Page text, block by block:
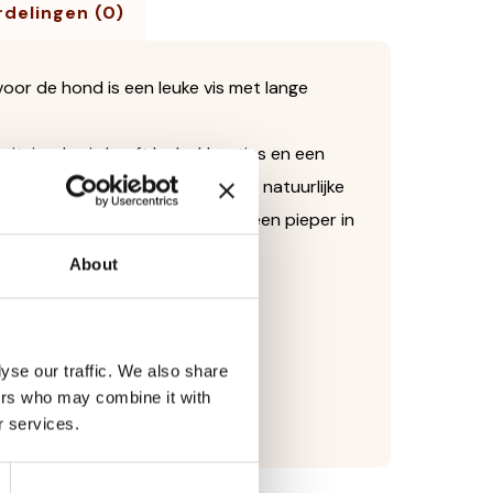
About
our traffic. We also share
who may combine it with
services.
(0)
de hond is een leuke vis met lange
vis heeft leuke kleurtjes en een
van de flapperige staart het natuurlijke
stuitert de vis en ook zit er een pieper in
spelen dus!
de lucht te zeilen